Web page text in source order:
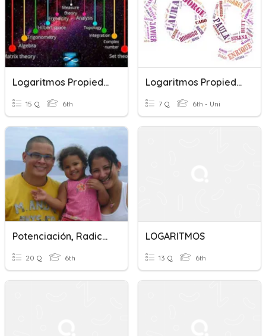
Logaritmos Propiedad Fundamental
15 Q 6th
Logaritmos Propiedades1
7 Q 6th - Uni
Potenciación, Radicación Y Logaritmos 6to
20 Q 6th
LOGARITMOS
13 Q 6th